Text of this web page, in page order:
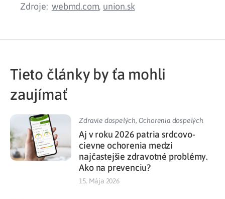
Zdroje:webmd.com, union.sk
Tieto články by ťa mohli
zaujímať
Zdravie dospelých, Ochorenia dospelých
Aj v roku 2026 patria srdcovo-
cievne ochorenia medzi
najčastejšie zdravotné problémy.
Ako na prevenciu?
15. Mája 2026